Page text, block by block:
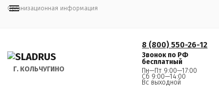
Организационная информация
Г. КОЛЬЧУГИНО
8 (800) 550-26-12
Звонок по РФ
бесплатный
Пн—Пт 9:00—17:00
Сб 9:00—14:00
Вс выходной